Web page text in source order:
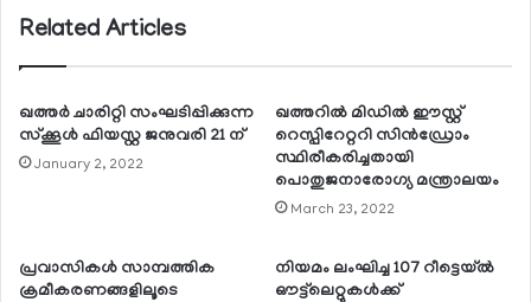
Related Articles
ഖത്തര്‍ ചാരിറ്റി സംഘടിപ്പിക്കുന്ന
സ്‌ക്കൂള്‍ ഫിയസ്റ്റ ജനുവരി 21 ന്
January 2, 2022
ഖത്തറില്‍ മിഡില്‍ ഈസ്റ്റ്
റെസ്പിറേറ്ററി സിന്‍ഡ്രോം
സ്ഥിരീകരിച്ചതായി
പൊതുജനാരോഗ്യ മന്ത്രാലയം
March 23, 2022
പ്രവാസികള്‍ സാമ്പത്തിക
ക്രമീകരണങ്ങളിലൂടെ
നിയമം ലംഘിച്ച 107 റീട്ടെയ്ല്‍
ഔട്ട്‌ലെറ്റുകള്‍ക്ക്